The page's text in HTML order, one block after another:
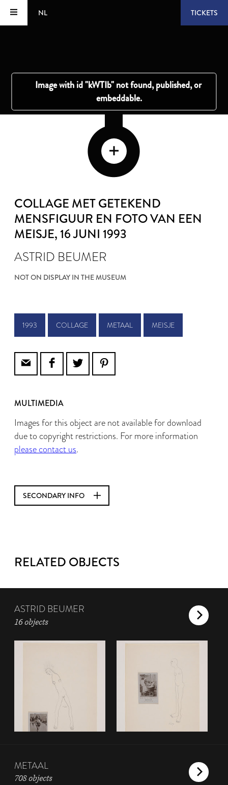
NL TICKETS
COLLAGE MET GETEKEND
MENSFIGUUR EN FOTO VAN EEN
MEISJE, 16 JUNI 1993
ASTRID BEUMER
NOT ON DISPLAY IN THE MUSEUM
1993 COLLAGE METAAL MEISJE
MULTIMEDIA
Images for this object are not available for download
due to copyright restrictions. For more information
please contact us.
SECONDARY INFO
RELATED OBJECTS
ASTRID BEUMER
16 objects
METAAL
708 objects